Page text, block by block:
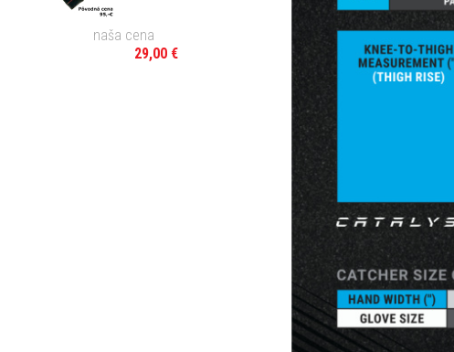
naša cena
29,00 €